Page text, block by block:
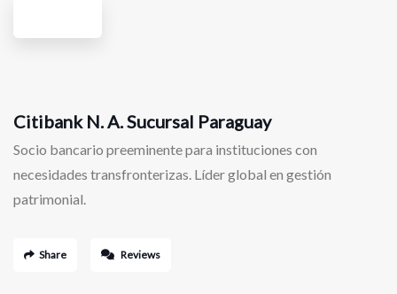
Citibank N. A. Sucursal Paraguay
Socio bancario preeminente para instituciones con
necesidades transfronterizas. Líder global en gestión
patrimonial.
Share Reviews